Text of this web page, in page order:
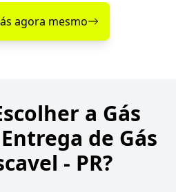
agora mesmo
a Gás
de Gás
- PR?